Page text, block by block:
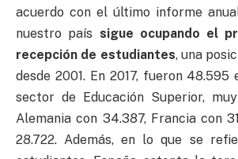
acuerdo con el último informe
nuestro país sigue ocupando el
recepción de estudiantes, una
desde 2001. En 2017, fueron
sector de Educación Superior,
Alemania con 34.387, Francia con
28.722. Además, en lo que se